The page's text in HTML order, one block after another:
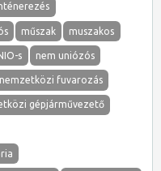
műszak muszakos
s nem uniózós
nemzetközi fuvarozás
gépjárművezető